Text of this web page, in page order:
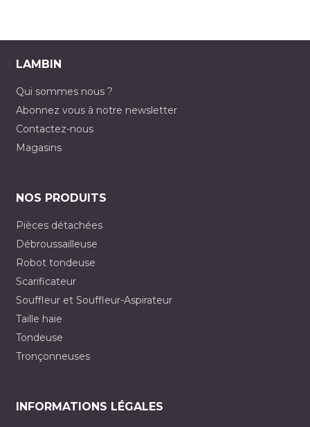
LAMBIN
Qui sommes nous ?
Abonnez vous à notre newsletter
Contactez-nous
Magasins
NOS PRODUITS
Pièces détachées
Débroussailleuse
Robot tondeuse
Scarificateur
Souffleur et Souffleur-Aspirateur
Taille haie
Tondeuse
Tronçonneuses
INFORMATIONS LÉGALES